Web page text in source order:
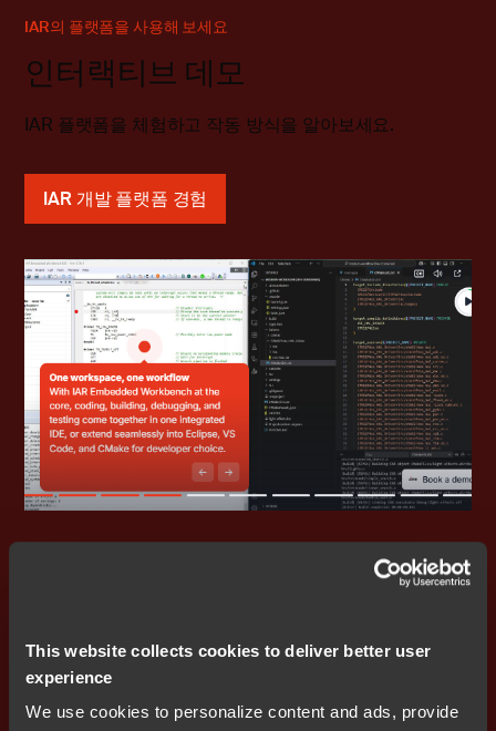
This website collects cookies to deliver better user
experience
We use cookies to personalize content and ads, provide
IAR의 플랫폼을 사용해 보세요
인터랙티브 데모
IAR 플랫폼을 체험하고 작동 방식을 알아보세요.
IAR 개발 플랫폼 경험
안전한 대량 생산 에코시스템
저희는 IC 프로그래밍 서비스 제공업체와 협력하여 엔드포